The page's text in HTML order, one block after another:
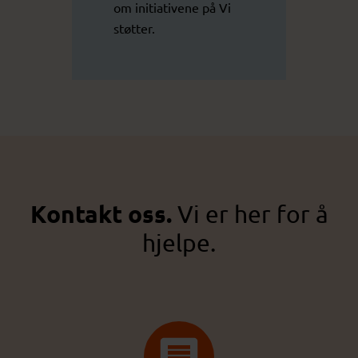
om initiativene på Vi
støtter.
Kontakt oss.Vi er her for å
hjelpe.